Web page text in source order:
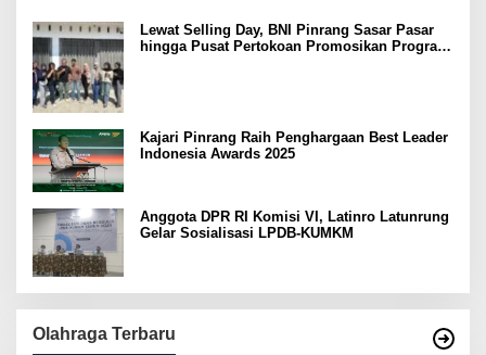
Lewat Selling Day, BNI Pinrang Sasar Pasar
hingga Pusat Pertokoan Promosikan Program
Kajari Pinrang Raih Penghargaan Best Leader
Indonesia Awards 2025
Anggota DPR RI Komisi VI, Latinro Latunrung
Gelar Sosialisasi LPDB-KUMKM
Olahraga Terbaru